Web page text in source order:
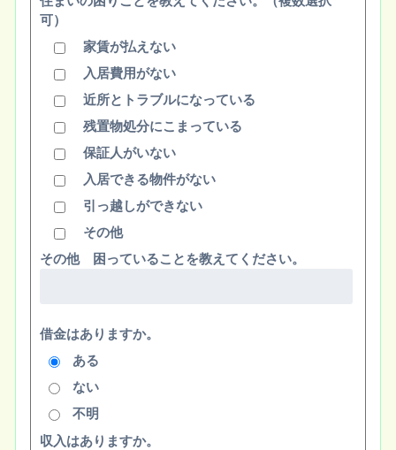
可）
家賃が払えない
入居費用がない
近所とトラブルになっている
残置物処分にこまっている
保証人がいない
入居できる物件がない
引っ越しができない
その他
その他 困っていることを教えてください。
借金はありますか。
ある
ない
不明
収入はありますか。